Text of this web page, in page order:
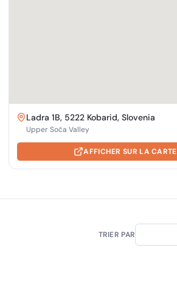
Ladra 1B, 5222 Kobarid, Slovenia
Upper Soča Valley
AFFICHER SUR LA CARTE
TRIER PAR